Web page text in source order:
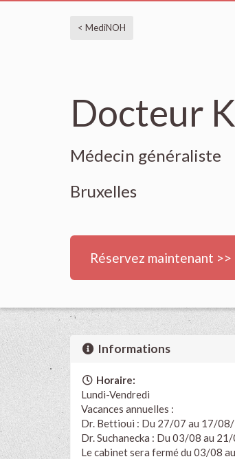
< MediNOH
Docteur
Médecin généraliste
Bruxelles
Réservez maintenant >>
Informations
Horaire:
Lundi-Vendredi
Vacances annuelles :
Dr. Bettioui : Du 27/07 au 17/
Dr. Suchanecka : Du 03/08 au
Le cabinet sera fermé du 03/08